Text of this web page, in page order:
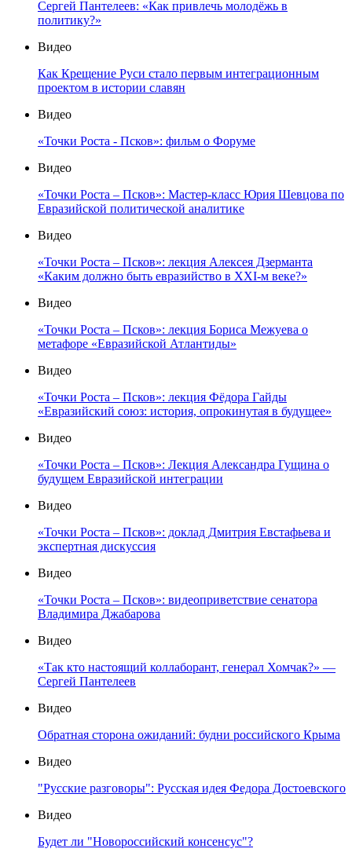
Сергей Пантелеев: «Как привлечь молодёжь в
политику?»
Видео
Как Крещение Руси стало первым интеграционным
проектом в истории славян
Видео
«Точки Роста - Псков»: фильм о Форуме
Видео
«Точки Роста – Псков»: Мастер-класс Юрия Шевцова по
Евразийской политической аналитике
Видео
«Точки Роста – Псков»: лекция Алексея Дзерманта
«Каким должно быть евразийство в XXI-м веке?»
Видео
«Точки Роста – Псков»: лекция Бориса Межуева о
метафоре «Евразийской Атлантиды»
Видео
«Точки Роста – Псков»: лекция Фёдора Гайды
«Евразийский союз: история, опрокинутая в будущее»
Видео
«Точки Роста – Псков»: Лекция Александра Гущина о
будущем Евразийской интеграции
Видео
«Точки Роста – Псков»: доклад Дмитрия Евстафьева и
экспертная дискуссия
Видео
«Точки Роста – Псков»: видеоприветствие сенатора
Владимира Джабарова
Видео
«Так кто настоящий коллаборант, генерал Хомчак?» —
Сергей Пантелеев
Видео
Обратная сторона ожиданий: будни российского Крыма
Видео
"Русские разговоры": Русская идея Федора Достоевского
Видео
Будет ли "Новороссийский консенсус"?